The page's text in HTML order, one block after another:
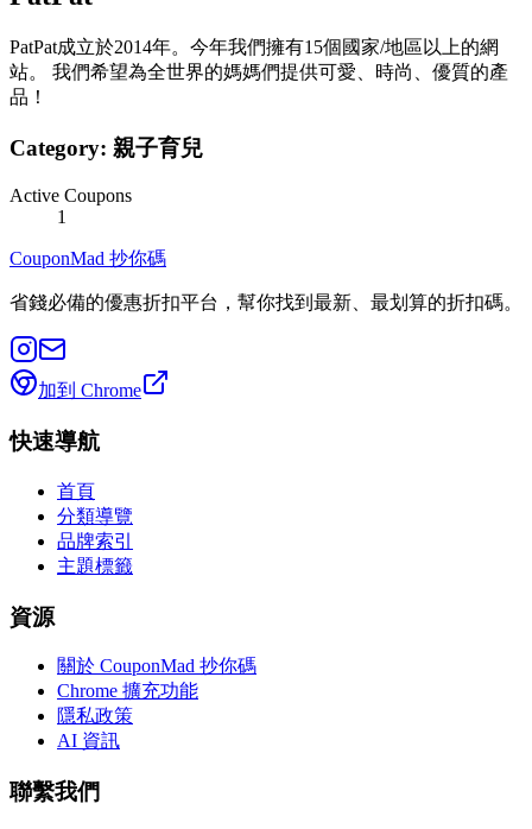
PatPat成立於2014年。今年我們擁有15個國家/地區以上的網
站。 我們希望為全世界的媽媽們提供可愛、時尚、優質的產
品！
Category: 親子育兒
Active Coupons
1
CouponMad 抄你碼
省錢必備的優惠折扣平台，幫你找到最新、最划算的折扣碼。
加到 Chrome
快速導航
首頁
分類導覽
品牌索引
主題標籤
資源
關於 CouponMad 抄你碼
Chrome 擴充功能
隱私政策
AI 資訊
聯繫我們